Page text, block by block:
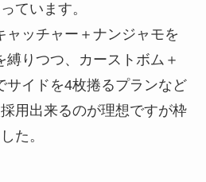
ています。
ャッチャー＋ナンジャモを
りつつ、カーストボム＋
サイドを4枚捲るプランなど
用出来るのが理想ですが枠
た。